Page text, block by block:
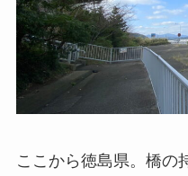
ここから徳島県。橋の